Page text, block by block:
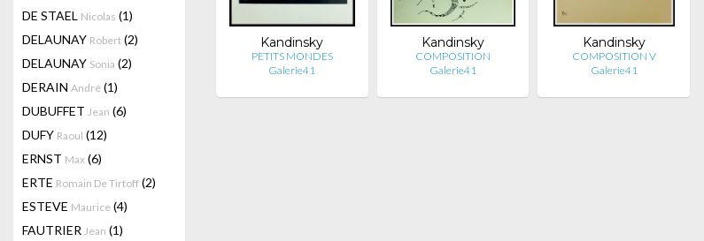
DE STAEL Nicolas (1)
DELAUNAY Robert (2)
DELAUNAY Sonia (2)
DERAIN André (1)
DUBUFFET Jean (6)
DUFY Raoul (12)
ERNST Max (6)
ERTE Romain De Tirtoff (2)
ESTEVE Maurice (4)
FAUTRIER Jean (1)
Kandinsky
PETITS MONDES
Galerie41
Kandinsky
COMPOSITION
Galerie41
Kandinsky
COMPOSITION V
Galerie41